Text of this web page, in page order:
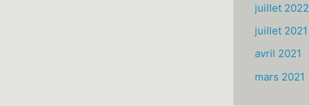
juillet 2022
juillet 2021
avril 2021
mars 2021